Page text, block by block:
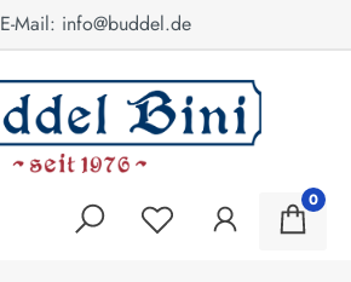
E-Mail: info@buddel.de
0